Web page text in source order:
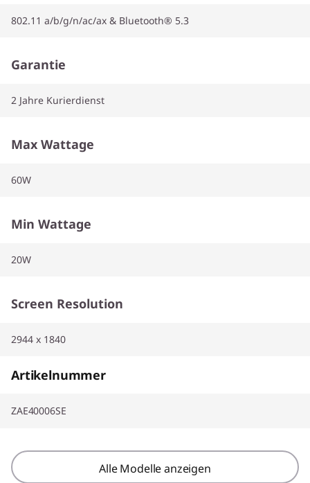
802.11 a/b/g/n/ac/ax & Bluetooth® 5.3
Garantie
2 Jahre Kurierdienst
Max Wattage
60W
Min Wattage
20W
Screen Resolution
2944 x 1840
Artikelnummer
ZAE40006SE
Alle Modelle anzeigen